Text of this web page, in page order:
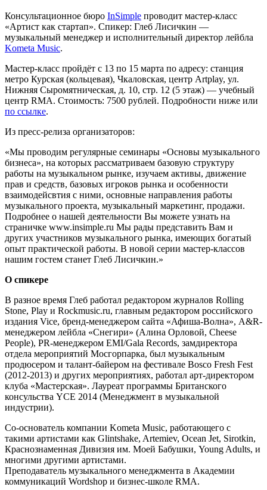
Консультационное бюро InSimple проводит мастер-класс
«Артист как стартап». Спикер: Глеб Лисичкин —
музыкальный менеджер и исполнительный директор лейбла
Kometa Music.
Мастер-класс пройдёт с 13 по 15 марта по адресу: станция
метро Курская (кольцевая), Чкаловская, центр Artplay, ул.
Нижняя Сыромятническая, д. 10, стр. 12 (5 этаж) — учебный
центр RMA. Стоимость: 7500 рублей. Подробности ниже или
по ссылке.
Из пресс-релиза организаторов:
«Мы проводим регулярные семинары «Основы музыкального
бизнеса», на которых рассматриваем базовую структуру
работы на музыкальном рынке, изучаем активы, движение
прав и средств, базовых игроков рынка и особенности
взаимодейсвтия с ними, основные направления работы
музыкального проекта, музыкальный маркетинг, продажи.
Подробнее о нашей деятельности Вы можете узнать на
страничке www.insimple.ru Мы рады представить Вам и
других участников музыкального рынка, имеющих богатый
опыт практической работы. В новой серии мастер-классов
нашим гостем станет Глеб Лисичкин.»
О спикере
В разное время Глеб работал редактором журналов Rolling
Stone, Play и Rockmusic.ru, главным редактором российского
издания Vice, бренд-менеджером сайта «Афиша-Волна», A&R-
менеджером лейбла «Снегири» (Алина Орловой, Cheese
People), PR-менеджером EMI/Gala Records, замдиректора
отдела мероприятий Мосгорпарка, был музыкальным
продюсером и талант-байером на фестивале Bosco Fresh Fest
(2012-2013) и других мероприятиях, работал арт-директором
клуба «Мастерская». Лауреат программы Британского
консульства YCE 2014 (Mенеджмент в музыкальной
индустрии).
Со-основатель компании Kometa Music, работающего с
такими артистами как Glintshake, Artemiev, Ocean Jet, Sirotkin,
Краснознаменная Дивизия им. Моей Бабушки, Young Adults, и
многими другими артистами.
Преподаватель музыкального менеджмента в Академии
коммуникаций Wordshop и бизнес-школе RMA.